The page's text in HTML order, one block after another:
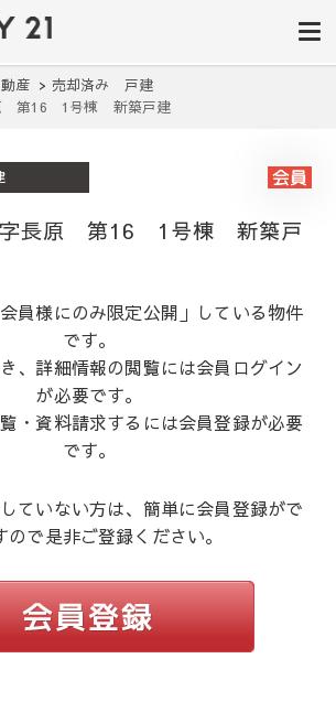
古
探
ー21豊
報を随
し、ペ
様のこだ
件を簡
産
売却済み 戸建
第16 1号棟 新築戸建
字長原 第16 1号棟 新築戸
員様にのみ限定公開」している物件
です。
、詳細情報の閲覧には会員ログイン
が必要です。
・資料請求するには会員登録が必要
です。
ていない方は、簡単に会員登録がで
ので是非ご登録ください。